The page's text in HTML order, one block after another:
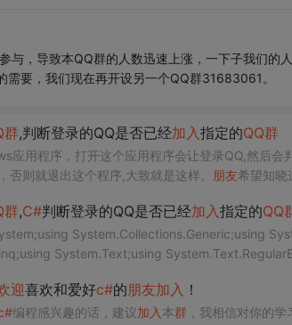
与，导致本QQ群的人数迅速上涨，一下子我们的人
需要，我们现在再开设另一个QQ群31683061。
群,判断登录的QQ是否已经加入指定的QQ群
应用程序，打开这个应用程序会让登录QQ,然后会
否则就退出这个程序,大致就是这样。 朋友希望知晓
群,C#判断登录的QQ是否已经加入指定的QQ
System.Collections.Generic;using
System.Text;using
迎喜欢和爱好c#的朋友加入 ！
编程感兴趣的话，建议加入本群 ，我相信对你的学